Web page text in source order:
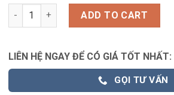
Hút Mùi Âm Tủ Fandi FD 600VY quantity
ADD TO CART
LIÊN HỆ NGAY ĐỂ CÓ GIÁ TỐT NHẤT:
GỌI TƯ VẤN